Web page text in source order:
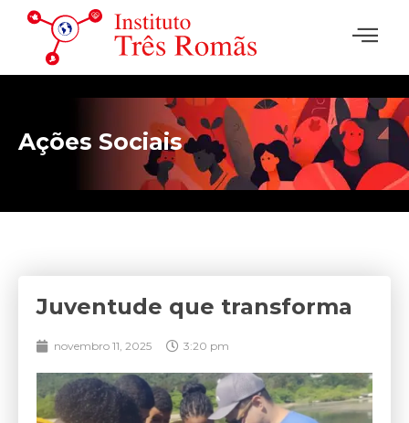
Ações Sociais
Juventude que transforma
novembro 11, 2025 3:20 pm